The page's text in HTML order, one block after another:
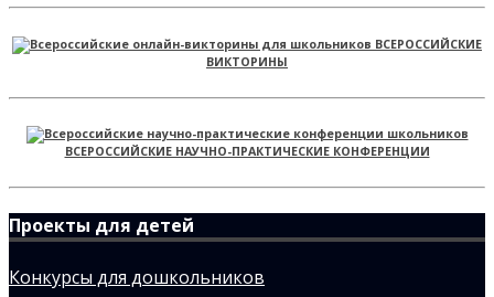
ВСЕРОССИЙСКИЕ
ВИКТОРИНЫ
ВСЕРОССИЙСКИЕ НАУЧНО-ПРАКТИЧЕСКИЕ КОНФЕРЕНЦИИ
Проекты для детей
Конкурсы для дошкольников